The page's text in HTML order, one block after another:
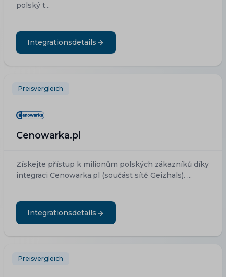
polský t...
Integrationsdetails
Preisvergleich
Cenowarka.pl
Získejte přístup k milionům polských zákazníků díky
integraci Cenowarka.pl (součást sítě Geizhals). ...
Integrationsdetails
Preisvergleich